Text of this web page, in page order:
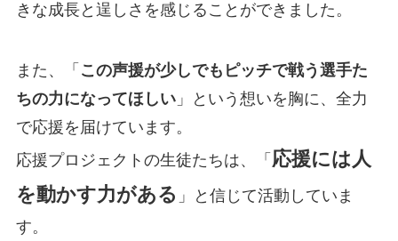
きな成長と逞しさを感じることができました。
また、「 この声援が少しでもピッチで戦う選手た
ちの力になってほしい」という想いを胸に、全力
で応援を届けています。
応援プロジェクトの生徒たちは、「 応援には人
を動かす力がある 」と信じて活動していま
す。